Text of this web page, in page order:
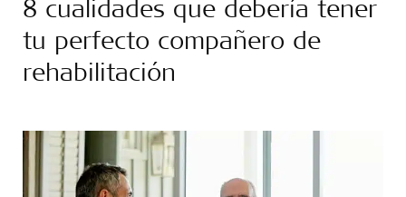
8 cualidades que debería tener
tu perfecto compañero de
rehabilitación